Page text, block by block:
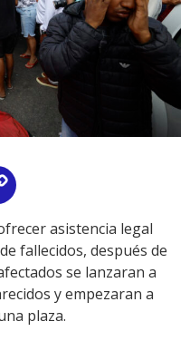
Linkasistencia legal
fallecidos, después de
se lanzaran a
y empezaran a
plaza.